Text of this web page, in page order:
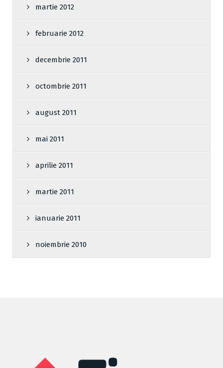
martie 2012
februarie 2012
decembrie 2011
octombrie 2011
august 2011
mai 2011
aprilie 2011
martie 2011
ianuarie 2011
noiembrie 2010